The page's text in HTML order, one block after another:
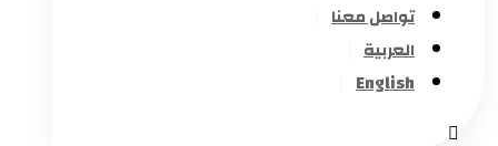
تواصل معنا
العربية
English